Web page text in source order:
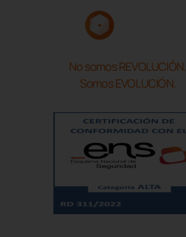
No somos REVOLUCIÓN.
Somos EVOLUCIÓN.